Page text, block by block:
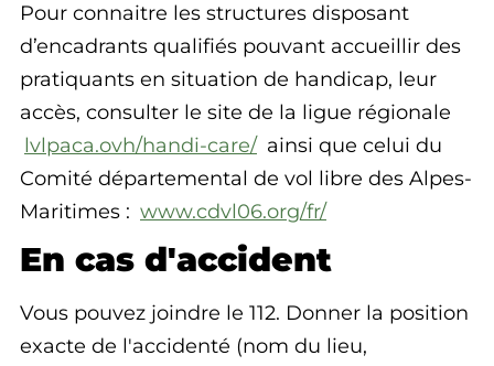
Pour connaitre les structures disposant
d’encadrants qualifiés pouvant accueillir des
pratiquants en situation de handicap, leur
accès, consulter le site de la ligue régionale
lvlpaca.ovh/handi-care/ ainsi que celui du
Comité départemental de vol libre des Alpes-
Maritimes : www.cdvl06.org/fr/
En cas d'accident
Vous pouvez joindre le 112. Donner la position
exacte de l'accidenté (nom du lieu,